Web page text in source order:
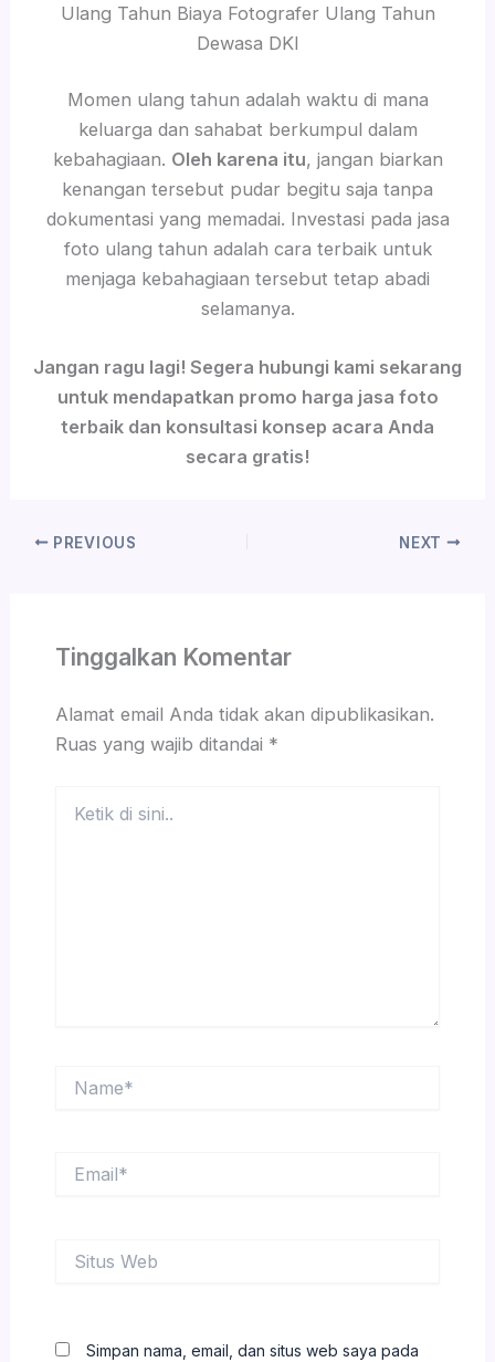
Ulang Tahun Biaya Fotografer Ulang Tahun
Dewasa DKI
Momen ulang tahun adalah waktu di mana
keluarga dan sahabat berkumpul dalam
kebahagiaan. Oleh karena itu, jangan biarkan
kenangan tersebut pudar begitu saja tanpa
dokumentasi yang memadai. Investasi pada jasa
foto ulang tahun adalah cara terbaik untuk
menjaga kebahagiaan tersebut tetap abadi
selamanya.
Jangan ragu lagi! Segera hubungi kami sekarang
untuk mendapatkan promo harga jasa foto
terbaik dan konsultasi konsep acara Anda
secara gratis!
PREVIOUS NEXT
Tinggalkan Komentar
Alamat email Anda tidak akan dipublikasikan.
Ruas yang wajib ditandai *
Web
Simpan nama, email, dan situs web saya pada